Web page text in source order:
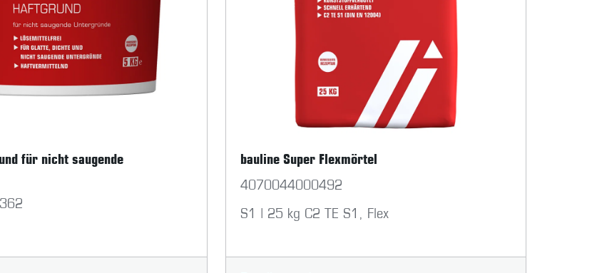
für nicht saugende
bauline Super Flexmörtel
4070044000492
S1 | 25 kg C2 TE S1, Flex